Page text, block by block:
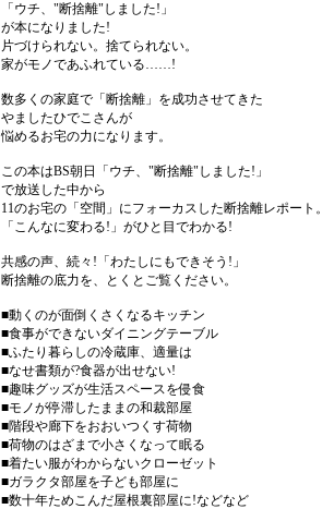
「ウチ、"断捨離"しました!」
が本になりました!
片づけられない。捨てられない。
家がモノであふれている……!
数多くの家庭で「断捨離」を成功させてきた
やましたひでこさんが
悩めるお宅の力になります。
この本はBS朝日「ウチ、"断捨離"しました!」
で放送した中から
11のお宅の「空間」にフォーカスした断捨離レポート。
「こんなに変わる!」がひと目でわかる!
共感の声、続々!「わたしにもできそう!」
断捨離の底力を、とくとご覧ください。
■動くのが面倒くさくなるキッチン
■食事ができないダイニングテーブル
■ふたり暮らしの冷蔵庫、適量は
■なせ書類が?食器が出せない!
■趣味グッズが生活スペースを侵食
■モノが停滞したままの和裁部屋
■階段や廊下をおおいつくす荷物
■荷物のはざまで小さくなって眠る
■着たい服がわからないクローゼット
■ガラクタ部屋を子ども部屋に
■数十年ためこんだ屋根裏部屋に!などなど